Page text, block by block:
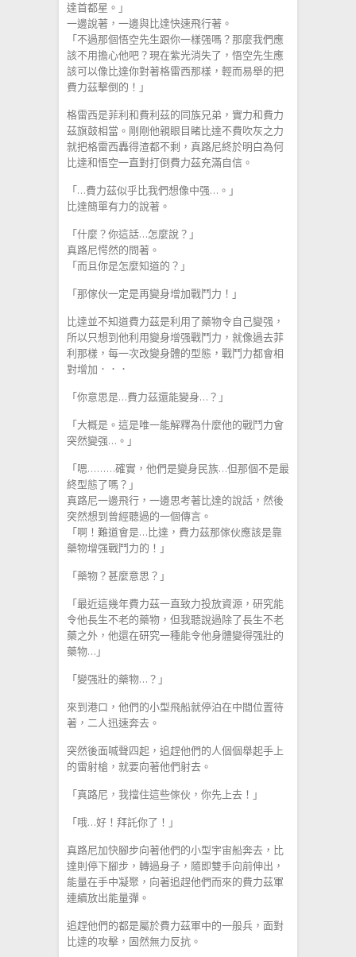
達首都星。」
一邊說著，一邊與比達快速飛行著。
「不過那個悟空先生跟你一樣强嗎？那麼我們應
該不用擔心他吧？現在紫光消失了，悟空先生應
該可以像比達你對著格雷西那樣，輕而易舉的把
費力茲擊倒的！」
格雷西是菲利和費利茲的同族兄弟，實力和費力
茲旗鼓相當。剛剛他親眼目睹比達不費吹灰之力
就把格雷西轟得渣都不剩，真路尼終於明白為何
比達和悟空一直對打倒費力茲充滿自信。
「…費力茲似乎比我們想像中强…。」
比達簡單有力的說著。
「什麼？你這話…怎麼說？」
真路尼愕然的問著。
「而且你是怎麼知道的？」
「那傢伙一定是再變身增加戰鬥力！」
比達並不知道費力茲是利用了藥物令自己變强，
所以只想到他利用變身增强戰鬥力，就像過去菲
利那樣，每一次改變身體的型態，戰鬥力都會相
對增加．．．
「你意思是…費力茲還能變身…？」
「大概是。這是唯一能解釋為什麼他的戰鬥力會
突然變强…。」
「嗯………確實，他們是變身民族…但那個不是最
終型態了嗎？」
真路尼一邊飛行，一邊思考著比達的說話，然後
突然想到曾經聽過的一個傳言。
「啊！難道會是…比達，費力茲那傢伙應該是靠
藥物增强戰鬥力的！」
「藥物？甚麼意思？」
「最近這幾年費力茲一直致力投放資源，研究能
令他長生不老的藥物，但我聽說過除了長生不老
藥之外，他還在研究一種能令他身體變得强壯的
藥物…」
「變强壯的藥物…？」
來到港口，他們的小型飛船就停泊在中間位置待
著，二人迅速奔去。
突然後面喊聲四起，追趕他們的人個個舉起手上
的雷射槍，就要向著他們射去。
「真路尼，我擋住這些傢伙，你先上去！」
「哦…好！拜託你了！」
真路尼加快腳步向著他們的小型宇宙船奔去，比
達則停下腳步，轉過身子，隨即雙手向前伸出，
能量在手中凝聚，向著追趕他們而來的費力茲軍
連續放出能量彈。
追趕他們的都是屬於費力茲軍中的一般兵，面對
比達的攻擊，固然無力反抗。